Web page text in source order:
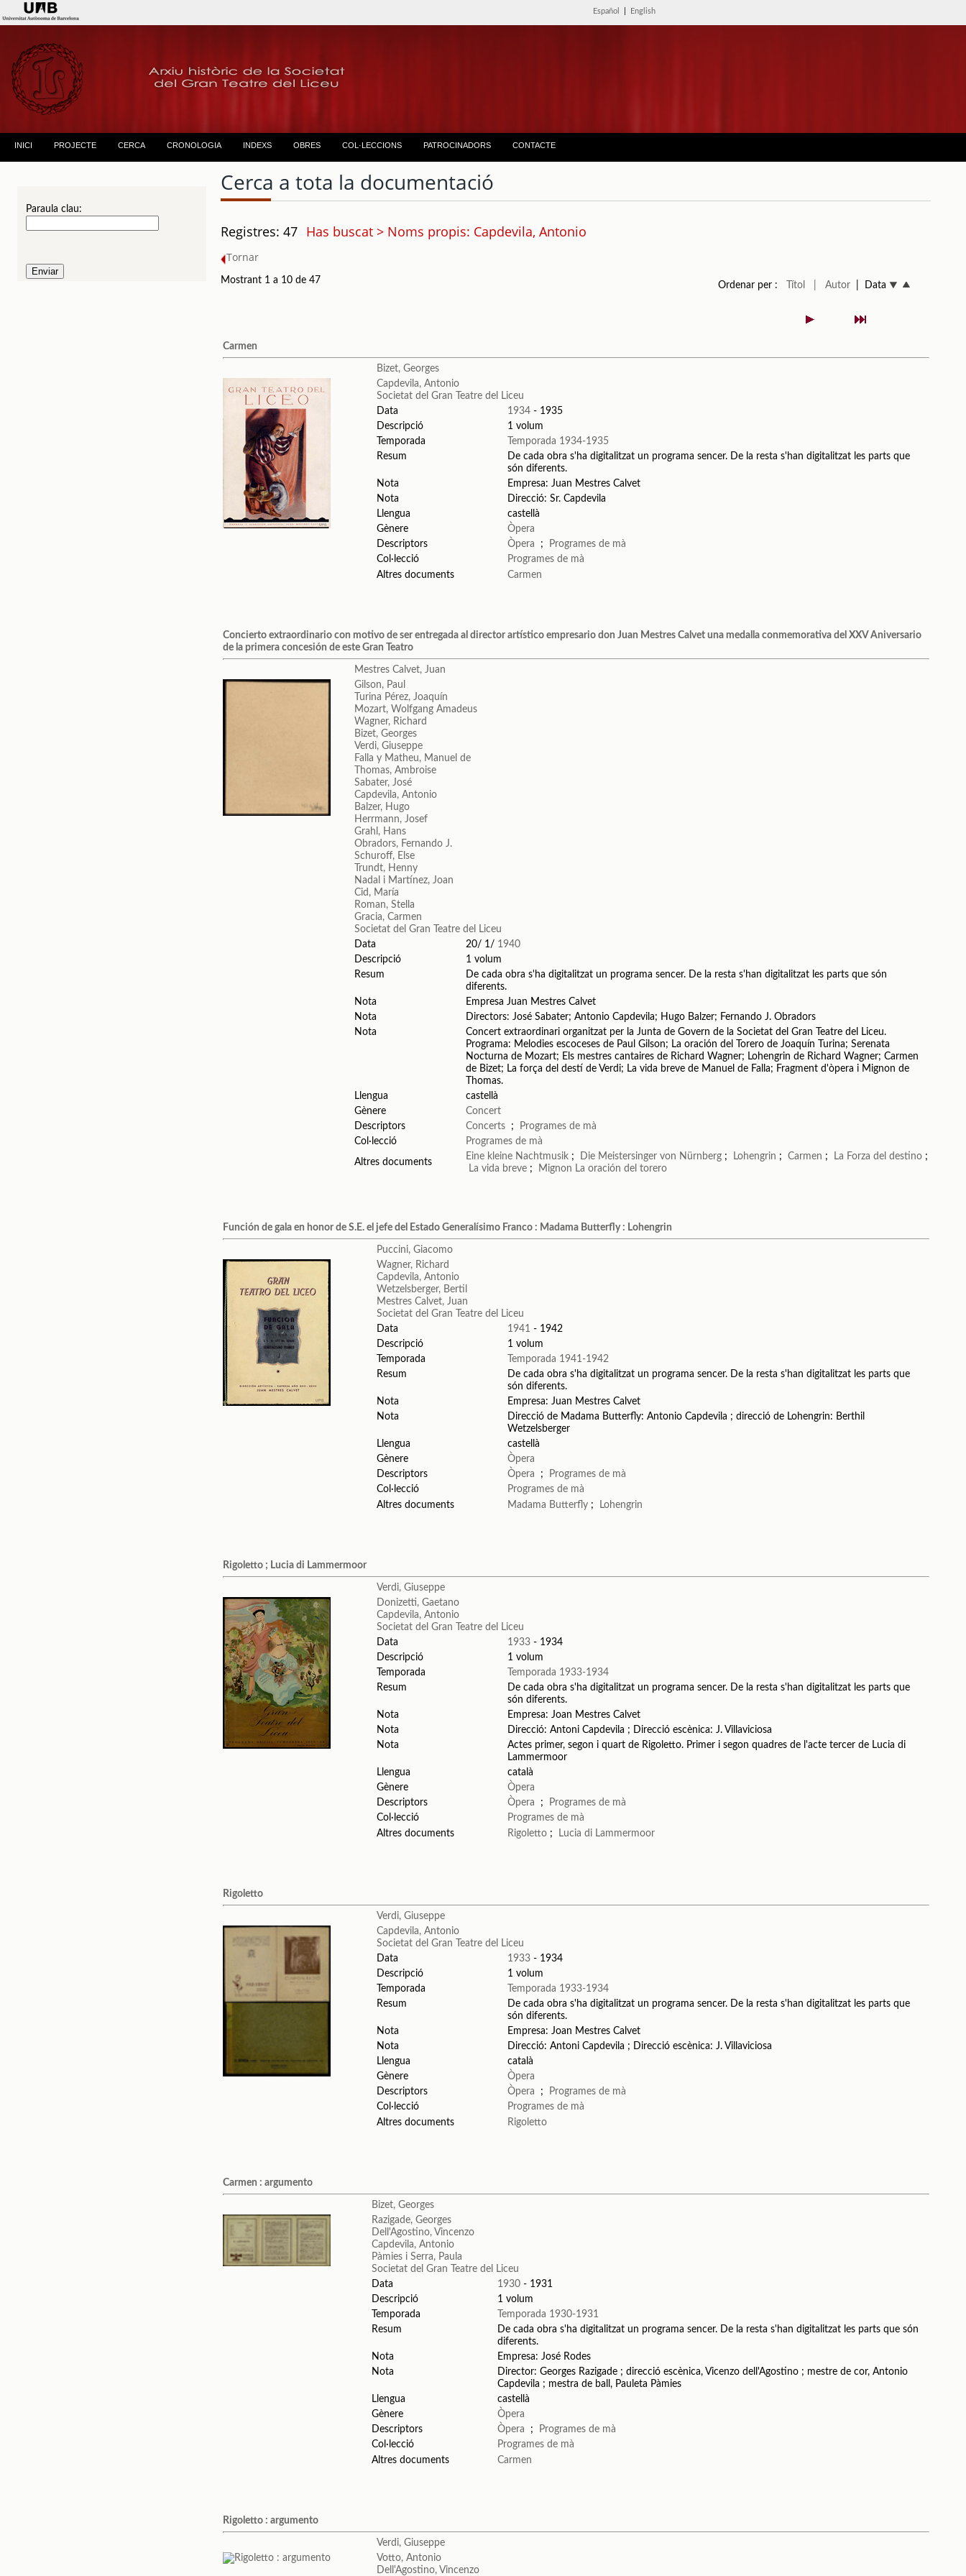
Español English
INICI PROJECTE CERCA CRONOLOGIA INDEXS OBRES COL·LECCIONS PATROCINADORS CONTACTE
Paraula clau:
Cerca a tota la documentació
Registres: 47 Has buscat > Noms propis: Capdevila, Antonio
Tornar
Mostrant 1 a 10 de 47 Ordenar per : Títol | Autor| Data
Carmen
Bizet, Georges
Capdevila, Antonio
Societat del Gran Teatre del Liceu
Data
1934 - 1935
Descripció
1 volum
Temporada
Temporada 1934-1935
Resum
De cada obra s'ha digitalitzat un programa sencer. De la resta s'han digitalitzat les parts que
són diferents.
Nota
Empresa: Juan Mestres Calvet
Nota
Direcció: Sr. Capdevila
Llengua
castellà
Gènere
Òpera
Descriptors
Òpera ;
Programes de mà
Col·lecció
Programes de mà
Altres documents
Carmen
Concierto extraordinario con motivo de ser entregada al director artístico empresario don Juan Mestres Calvet una medalla conmemorativa del XXV Aniversario
de la primera concesión de este Gran Teatro
Mestres Calvet, Juan
Gilson, Paul
Turina Pérez, Joaquín
Mozart, Wolfgang Amadeus
Wagner, Richard
Bizet, Georges
Verdi, Giuseppe
Falla y Matheu, Manuel de
Thomas, Ambroise
Sabater, José
Capdevila, Antonio
Balzer, Hugo
Herrmann, Josef
Grahl, Hans
Obradors, Fernando J.
Schuroff, Else
Trundt, Henny
Nadal i Martínez, Joan
Cid, María
Roman, Stella
Gracia, Carmen
Societat del Gran Teatre del Liceu
Data
20/ 1/ 1940
Descripció
1 volum
Resum
De cada obra s'ha digitalitzat un programa sencer. De la resta s'han digitalitzat les parts que són
diferents.
Nota
Empresa Juan Mestres Calvet
Nota
Directors: José Sabater; Antonio Capdevila; Hugo Balzer; Fernando J. Obradors
Nota
Concert extraordinari organitzat per la Junta de Govern de la Societat del Gran Teatre del Liceu.
Programa: Melodies escoceses de Paul Gilson; La oración del Torero de Joaquín Turina; Serenata
Nocturna de Mozart; Els mestres cantaires de Richard Wagner; Lohengrin de Richard Wagner; Carmen
de Bizet; La força del destí de Verdi; La vida breve de Manuel de Falla; Fragment d'òpera i Mignon de
Thomas.
Llengua
castellà
Gènere
Concert
Descriptors
Concerts ;
Programes de mà
Col·lecció
Programes de mà
Altres documents
Eine kleine Nachtmusik ; Die Meistersinger von Nürnberg ; Lohengrin ;Carmen ; La Forza del destino ;
La vida breve ; Mignon La oración del torero
Función de gala en honor de S.E. el jefe del Estado Generalísimo Franco : Madama Butterfly : Lohengrin
Puccini, Giacomo
Wagner, Richard
Capdevila, Antonio
Wetzelsberger, Bertil
Mestres Calvet, Juan
Societat del Gran Teatre del Liceu
Data
1941 - 1942
Descripció
1 volum
Temporada
Temporada 1941-1942
Resum
De cada obra s'ha digitalitzat un programa sencer. De la resta s'han digitalitzat les parts que
són diferents.
Nota
Empresa: Juan Mestres Calvet
Nota
Direcció de Madama Butterfly: Antonio Capdevila ; direcció de Lohengrin: Berthil
Wetzelsberger
Llengua
castellà
Gènere
Òpera
Descriptors
Òpera ;
Programes de mà
Col·lecció
Programes de mà
Altres documents
Madama Butterfly ; Lohengrin
Rigoletto ; Lucia di Lammermoor
Verdi, Giuseppe
Donizetti, Gaetano
Capdevila, Antonio
Societat del Gran Teatre del Liceu
Data
1933 - 1934
Descripció
1 volum
Temporada
Temporada 1933-1934
Resum
De cada obra s'ha digitalitzat un programa sencer. De la resta s'han digitalitzat les parts que
són diferents.
Nota
Empresa: Joan Mestres Calvet
Nota
Direcció: Antoni Capdevila ; Direcció escènica: J. Villaviciosa
Nota
Actes primer, segon i quart de Rigoletto. Primer i segon quadres de l'acte tercer de Lucia di
Lammermoor
Llengua
català
Gènere
Òpera
Descriptors
Òpera ;
Programes de mà
Col·lecció
Programes de mà
Altres documents
Rigoletto ; Lucia di Lammermoor
Rigoletto
Verdi, Giuseppe
Capdevila, Antonio
Societat del Gran Teatre del Liceu
Data
1933 - 1934
Descripció
1 volum
Temporada
Temporada 1933-1934
Resum
De cada obra s'ha digitalitzat un programa sencer. De la resta s'han digitalitzat les parts que
són diferents.
Nota
Empresa: Joan Mestres Calvet
Nota
Direcció: Antoni Capdevila ; Direcció escènica: J. Villaviciosa
Llengua
català
Gènere
Òpera
Descriptors
Òpera ;
Programes de mà
Col·lecció
Programes de mà
Altres documents
Rigoletto
Carmen : argumento
Bizet, Georges
Razigade, Georges
Dell'Agostino, Vincenzo
Capdevila, Antonio
Pàmies i Serra, Paula
Societat del Gran Teatre del Liceu
Data
1930 - 1931
Descripció
1 volum
Temporada
Temporada 1930-1931
Resum
De cada obra s'ha digitalitzat un programa sencer. De la resta s'han digitalitzat les parts que són
diferents.
Nota
Empresa: José Rodes
Nota
Director: Georges Razigade ; direcció escènica, Vicenzo dell'Agostino ; mestre de cor, Antonio
Capdevila ; mestra de ball, Pauleta Pàmies
Llengua
castellà
Gènere
Òpera
Descriptors
Òpera ;
Programes de mà
Col·lecció
Programes de mà
Altres documents
Carmen
Rigoletto : argumento
Verdi, Giuseppe
Votto, Antonio
Dell'Agostino, Vincenzo